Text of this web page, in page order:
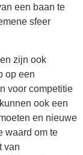
een baan te
sfeer
zijn ook
op een
voor competitie
ook een
en nieuwe
waard om te
van